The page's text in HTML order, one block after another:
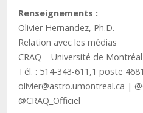
Renseignements :
Olivier Hernandez, Ph.D.
Relation avec les médias
CRAQ – Université de Montréal
Tél. : 514-343-611,1 poste 4681
olivier@astro.umontreal.ca |
@CRAQ_Officiel